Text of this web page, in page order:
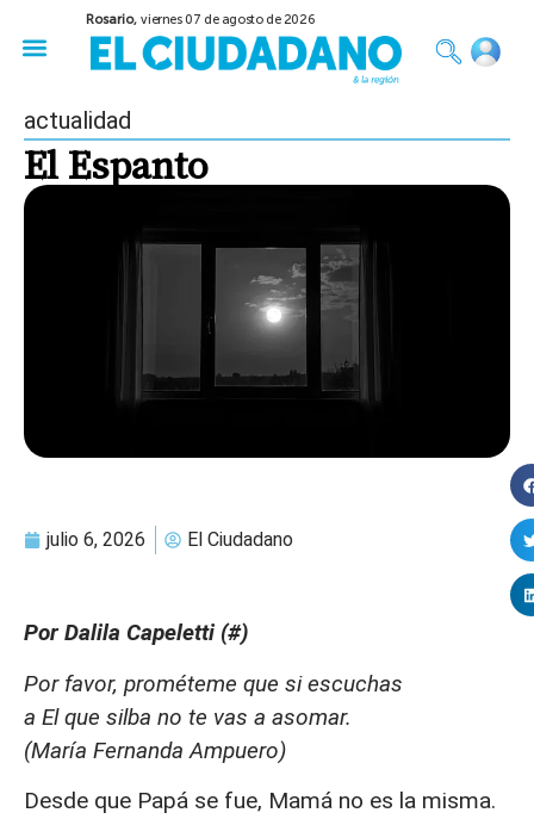
Rosario,viernes 07 de agosto de 2026
actualidad
El Espanto
julio 6, 2026 El Ciudadano
Por Dalila Capeletti (#)
Por favor, prométeme que si escuchas
a El que silba no te vas a asomar.
(María Fernanda Ampuero)
Desde que Papá se fue, Mamá no es la misma.